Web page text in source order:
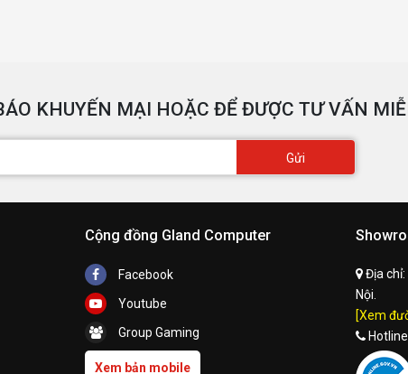
KHUYẾN MẠI HOẶC ĐỂ ĐƯỢC TƯ VẤN
Gửi
Cộng đồng Gland Computer
Facebook
Youtube
Group Gaming
Xem bản mobile
Địa chỉ:
Nội.
[Xem